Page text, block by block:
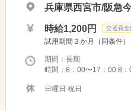
兵庫県西宮市/阪急
時給1,200円 交通費全
試用期間３か月（同条件
期間：長期
時間：8：00〜17：00 8
日曜日 祝日